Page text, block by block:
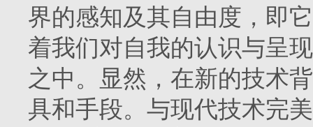
界的感知及其自由度，即
着我们对自我的认识与呈
之中。显然，在新的技术
具和手段。与现代技术完